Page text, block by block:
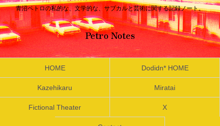
青沼ペトロの私的な、文学的な、サブカルと芸術に関する記録ノート。
Petro Notes
HOME Dodidn* HOME
Kazehikaru Miratai
Fictional Theater X